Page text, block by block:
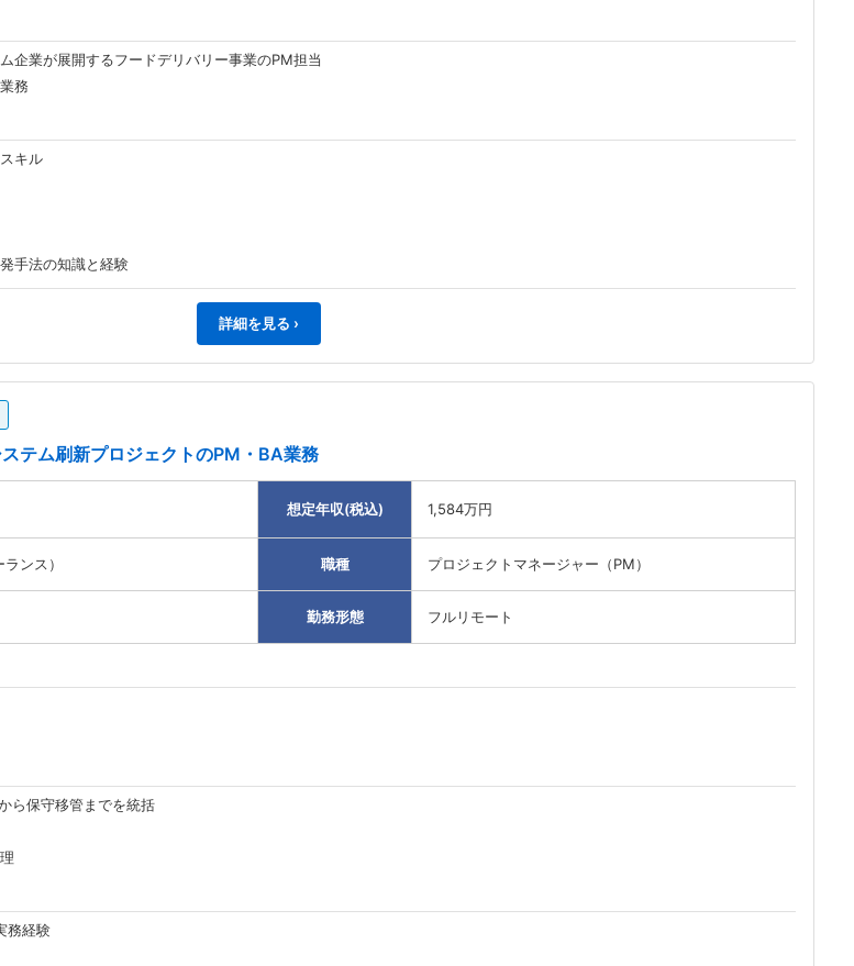
企業が展開するフードデリバリー事業のPM担当
務
キル
手法の知識と経験
詳細を見る ›
テム刷新プロジェクトのPM・BA業務
想定年収(税込) 1,584万円
ンス） 職種 プロジェクトマネージャー（PM）
勤務形態 フルリモート
ら保守移管までを統括
務経験